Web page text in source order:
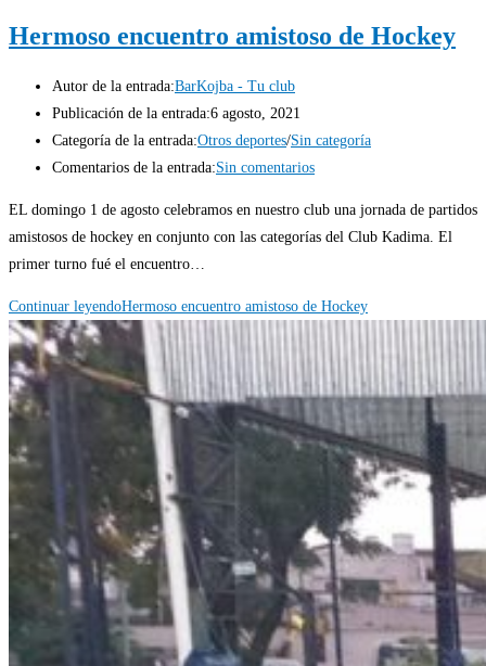
Hermoso encuentro amistoso de Hockey
Autor de la entrada:BarKojba - Tu club
Publicación de la entrada:6 agosto, 2021
Categoría de la entrada:Otros deportes/Sin categoría
Comentarios de la entrada:Sin comentarios
EL domingo 1 de agosto celebramos en nuestro club una jornada de partidos
amistosos de hockey en conjunto con las categorías del Club Kadima. El
primer turno fué el encuentro…
Continuar leyendoHermoso encuentro amistoso de Hockey